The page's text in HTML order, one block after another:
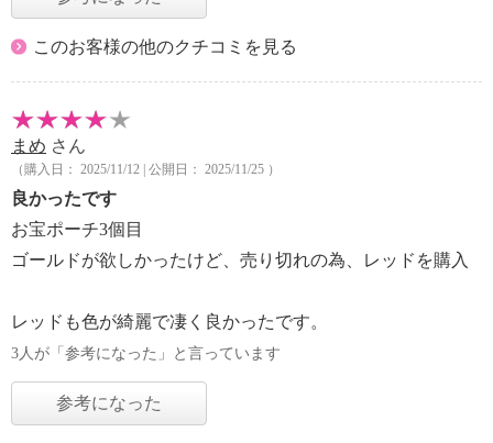
このお客様の他のクチコミを見る
まめ さん
（購入日： 2025/11/12 | 公開日： 2025/11/25 ）
良かったです
お宝ポーチ3個目
ゴールドが欲しかったけど、売り切れの為、レッドを購入
レッドも色が綺麗で凄く良かったです。
3人が「参考になった」と言っています
参考になった